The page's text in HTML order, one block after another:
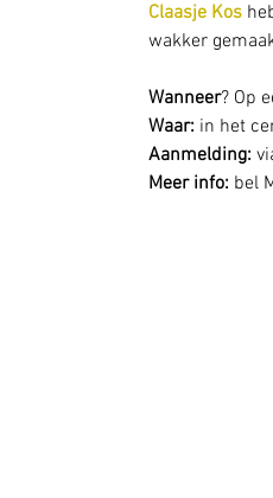
Claasje Kos
wakker
Wanneer? Op
Waar: in het
Aanmelding:
Meer info: bel